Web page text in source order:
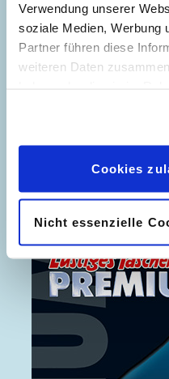
Verwendung unserer
soziale Medien, Werbung
Partner führen diese
weiteren Daten
geben, können Sie diese
Datenschutzerklärung
Cookies
Nicht essenzielle
Der neue Phantomias